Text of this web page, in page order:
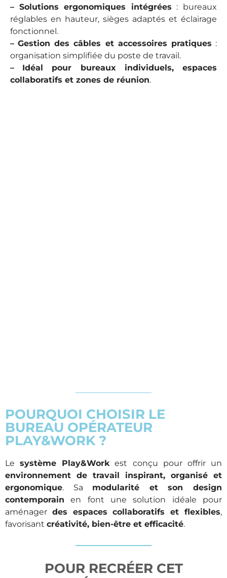
– Solutions ergonomiques intégrées : bureaux
réglables en hauteur, sièges adaptés et éclairage
fonctionnel.
– Gestion des câbles et accessoires pratiques :
organisation simplifiée du poste de travail.
–
Idéal pour bureaux individuels, espaces
collaboratifs et zones de réunion.
POURQUOI CHOISIR LE
BUREAU OPÉRATEUR
PLAY&WORK ?
Lesystème Play&Workest conçu pour offrir un
environnement de travail inspirant, organisé et
ergonomique. Sa modularité et son design
contemporain en font une solution idéale pour
aménager des espaces collaboratifs et flexibles,
favorisant créativité, bien-être et efficacité.
POUR RECRÉER CET